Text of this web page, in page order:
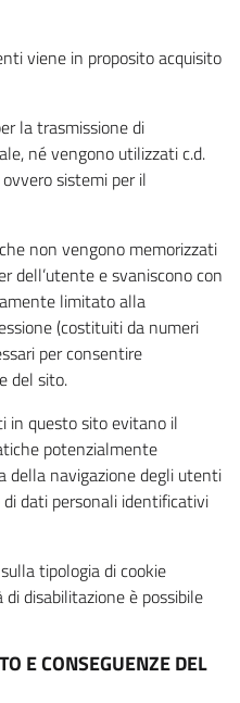
viene in proposito acquisito
la trasmissione di
né vengono utilizzati c.d.
sistemi per il
non vengono memorizzati
dell’utente e svaniscono con
limitato alla
(costituiti da numeri
per consentire
del sito.
in questo sito evitano il
potenzialmente
della navigazione degli utenti
dati personali identificativi
tipologia di cookie
disabilitazione è possibile
E CONSEGUENZE DEL